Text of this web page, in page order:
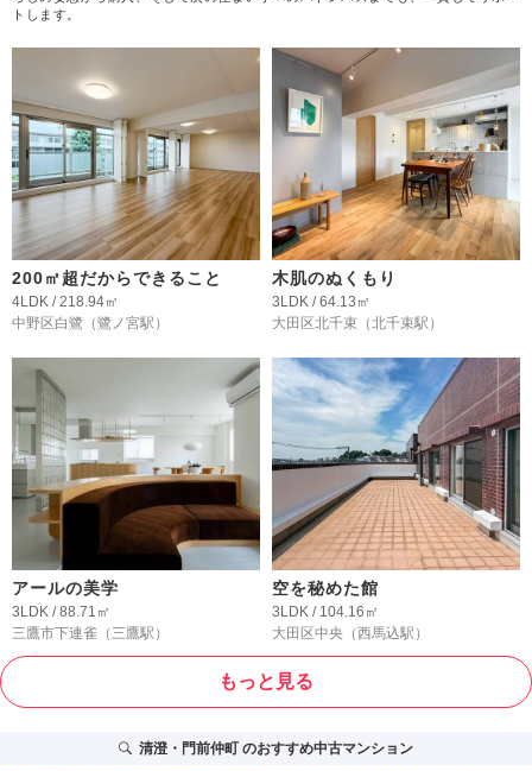
トします。
200㎡超だからできること
4LDK / 218.94㎡
中野区白鷺 （鷺ノ宮駅）
木肌のぬくもり
3LDK / 64.13㎡
大田区北千束 （北千束駅）
アールの美学
3LDK / 88.71㎡
三鷹市下連雀 （三鷹駅）
空を秘めた館
3LDK / 104.16㎡
大田区中央 （西馬込駅）
もっと見る
清澄・門前仲町のおすすめ中古マンション